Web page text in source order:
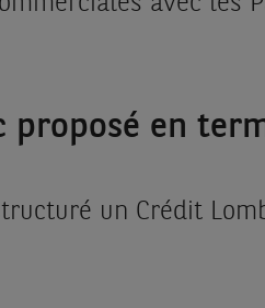
proposé en
un Crédit